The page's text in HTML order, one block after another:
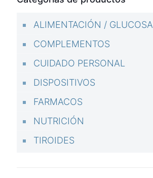
ALIMENTACIÓN / GLUCOSA
COMPLEMENTOS
CUIDADO PERSONAL
DISPOSITIVOS
FARMACOS
NUTRICIÓN
TIROIDES